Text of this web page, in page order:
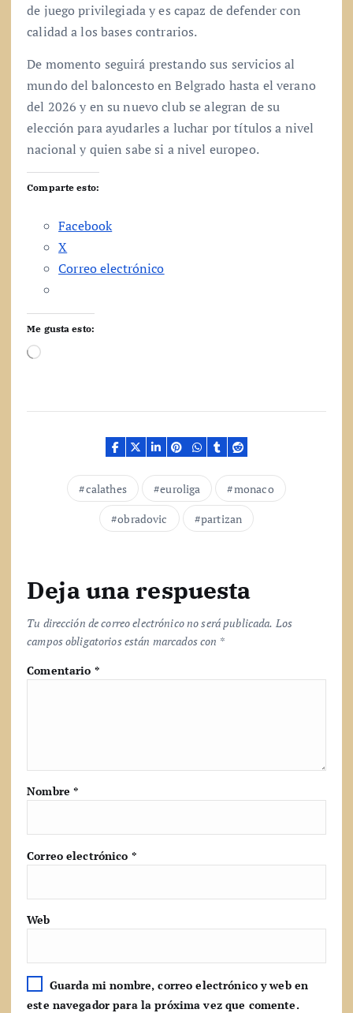
de juego privilegiada y es capaz de defender con
calidad a los bases contrarios.
De momento seguirá prestando sus servicios al
mundo del baloncesto en Belgrado hasta el verano
del 2026 y en su nuevo club se alegran de su
elección para ayudarles a luchar por títulos a nivel
nacional y quien sabe si a nivel europeo.
Comparte esto:
Facebook
X
Correo electrónico
Me gusta esto:
C
a
calathes euroliga
monaco
obradovic
partizan
Deja una respuesta
Tu dirección de correo electrónico no será publicada. Los
campos obligatorios están marcados con *
Comentario *
Nombre*
Correo electrónico *
Web
Guarda mi nombre, correo electrónico y web en
este navegador para la próxima vez que comente.